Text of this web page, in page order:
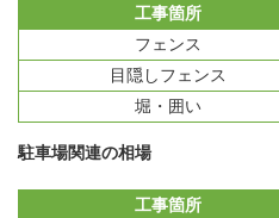
工事箇所
フェンス
目隠しフェンス
堀・囲い
駐車場関連の相場
工事箇所